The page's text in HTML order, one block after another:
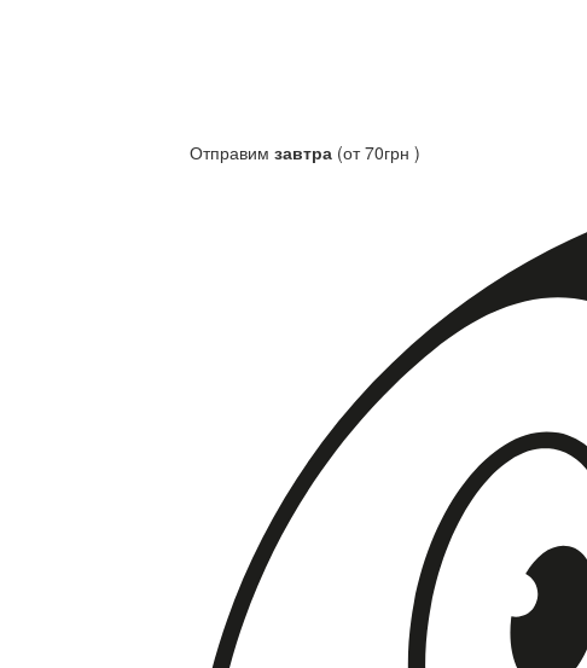
Отправим завтра (от 70грн )